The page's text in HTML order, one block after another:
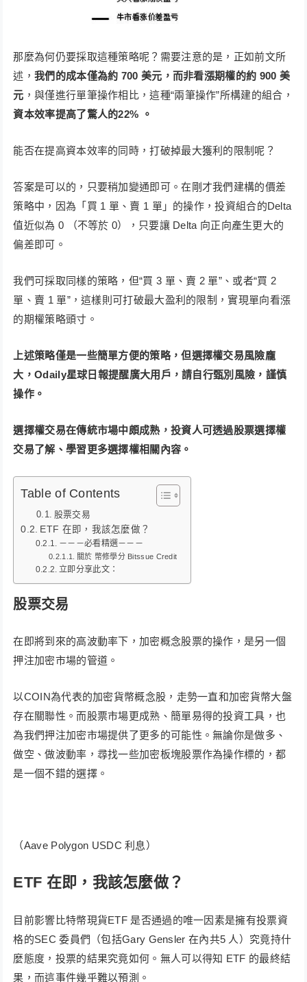
那麼為何仍要採取這種策略呢？需要注意的是，正如前文所
述，我們的成本僅為約 700 美元，而非看漲期權的約 900 美
元 ，與僅進行單筆操作相比，這種“兩筆操作”所構建的組合，
資本效率提高了驚人的22% 。
能否在提高資本效率的同時，打破掉最大獲利的限制呢？
答案是可以的，只要稍加變通即可。在剛才我們建構的價差
策略中，因為「買 1 單、賣 1 單」的操作，投資組合的Delta
值近似為 0 （不等於 0），只要讓 Delta 向正向產生更大的
偏差即可。
我們可採取同樣的策略，但“買 3 單、賣 2 單”、或者“買 2
單、賣 1 單”，這樣則可打破最大盈利的限制，實現單向看漲
的期權策略頭寸。
上述策略僅是一些簡單方便的策略，但選擇權交易風險龐
大，Odaily星球日報提醒廣大用戶，請自​​行甄別風險，謹慎
操作。
選擇權交易在傳統市場中頗成熟，投資人可透過股票選擇權
交易了解、學習更多選擇權相關內容。
Table of Contents
股票交易
ETF 在即，我該怎麼做？
－－－必看精選－－－
關於 幣修學分 Bitssue Credit
立即分享此文：
股票交易
在即將到來的高波動率下，加密概念股票的操作，是另一個
押注加密市場的管道。
以COIN為代表的加密貨幣概念股，走勢一直和加密貨幣大盤
存在關聯性。而股票市場更成熟、簡單易得的投資工具，也
為我們押注加密市場提供了更多的可能性。無論你是做多、
做空、做波動率，尋找一些加密板塊股票作為操作標的，都
是一個不錯的選擇。
（Aave Polygon USDC 利息）
ETF 在即，我該怎麼做？
目前影響比特幣現貨ETF 是否通過的唯一因素是擁有投票資
格的SEC 委員們（包括Gary Gensler 在內共5 人）究竟持什
麼態度，投票的結果究竟如何。無人可以得知 ETF 的最終結
果，而這事件幾乎難以預測。